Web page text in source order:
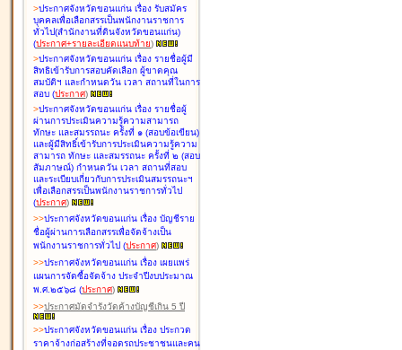
>ประกาศจังหวัดขอนแก่น เรื่อง รับสมัคร
บุคคลเพื่อเลือกสรรเป็นพนักงานราชการ
ทั่วไป(สำนักงานที่ดินจังหวัดขอนแก่น)
(ประกาศ+รายละเอียดแนบท้าย)
>ประกาศจังหวัดขอนแก่น เรื่อง รายชื่อผู้มี
สิทธิเข้ารับการสอบคัดเลือก ผู้ขาดคุณ
สมบัติฯ และกำหนดวัน เวลา สถานที่ในการ
สอบ (ประกาศ)
>ประกาศจังหวัดขอนแก่น เรื่อง รายชื่อผู้
ผ่านการประเมินความรู้ความสามารถ
ทักษะ และสมรรถนะ ครั้งที่ ๑ (สอบข้อเขียน)
และผู้มีสิทธิ์เข้ารับการประเมินความรู้ความ
สามารถ ทักษะ และสมรรถนะ ครั้งที่ ๒ (สอบ
สัมภาษณ์) กำหนดวัน เวลา สถานที่สอบ
และระเบียบเกี่ยวกับการประเมินสมรรถนะฯ
เพื่อเลือกสรรเป็นพนักงานราชการทั่วไป
(ประกาศ)
>>ประกาศจังหวัดขอนแก่น เรื่อง บัญชีราย
ชื่อผู้ผ่านการเลือกสรรเพื่อจัดจ้างเป็น
พนักงานราชการทั่วไป (ประกาศ)
>>ประกาศจังหวัดขอนแก่น เรื่อง เผยแพร่
แผนการจัดซื้อจัดจ้าง ประจำปีงบประมาณ
พ.ศ.๒๕๖๘ (ประกาศ)
>>ประกาศมัดจำรังวัดค้างบัญชีเกิน 5 ปี
>>ประกาศจังหวัดขอนแก่น เรื่อง ประกวด
ราคาจ้างก่อสร้างที่จอดรถประชาชนและคน